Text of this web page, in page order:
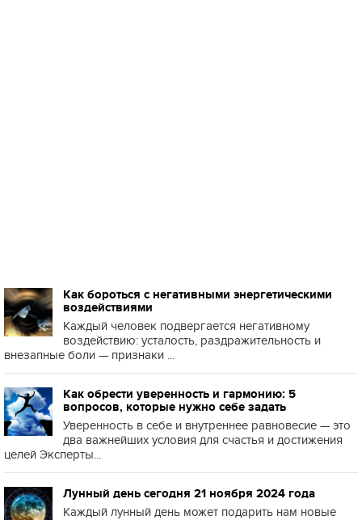
Как бороться с негативными энергетическими
воздействиями
Каждый человек подвергается негативному
воздействию: усталость, раздражительность и
внезапные боли — признаки ...
Как обрести уверенность и гармонию: 5
вопросов, которые нужно себе задать
Уверенность в себе и внутреннее равновесие — это
два важнейших условия для счастья и достижения
целей Эксперты...
Лунный день сегодня 21 ноября 2024 года
Каждый лунный день может подарить нам новые